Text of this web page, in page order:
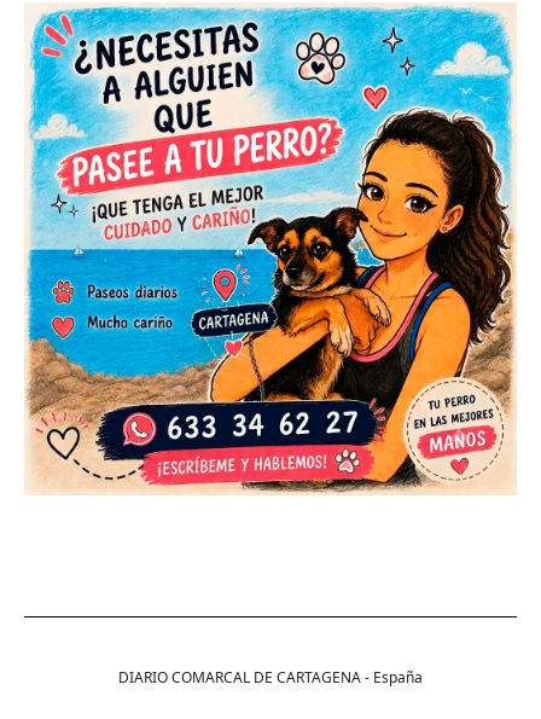
DIARIO COMARCAL DE CARTAGENA - España